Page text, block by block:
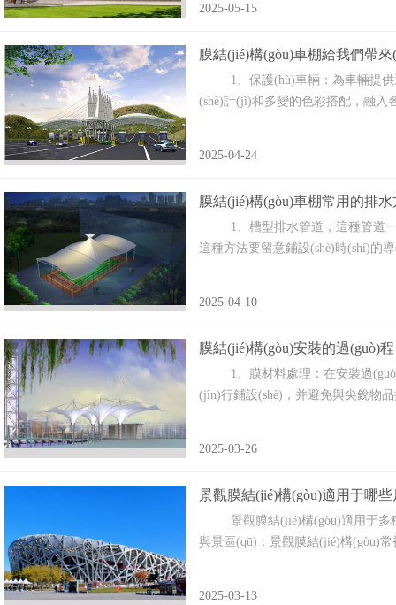
2025-05-15
膜結(jié)構(gòu)車棚給我們帶
1、保護(hù)車輛‌：為車輛提供
(shè)計(jì)和多變的色彩搭配，融入
2025-04-24
膜結(jié)構(gòu)車棚常用的排
1、槽型排水管道，這種管道一般
這種方法要留意鋪設(shè)時(shí)的
2025-04-10
膜結(jié)構(gòu)安裝的過(guò)程
1、膜材料處理：在安裝過
(jìn)行鋪設(shè)，并避免與尖銳物品
2025-03-26
景觀膜結(jié)構(gòu)適用于哪些
景觀膜結(jié)構(gòu)適用于多種戶外
與景區(qū)：景觀膜結(jié)構(gòu)常被
2025-03-13